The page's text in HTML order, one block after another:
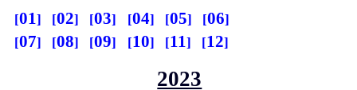
01 02 03 04 05
06
07
08 09 10 11 12
2023